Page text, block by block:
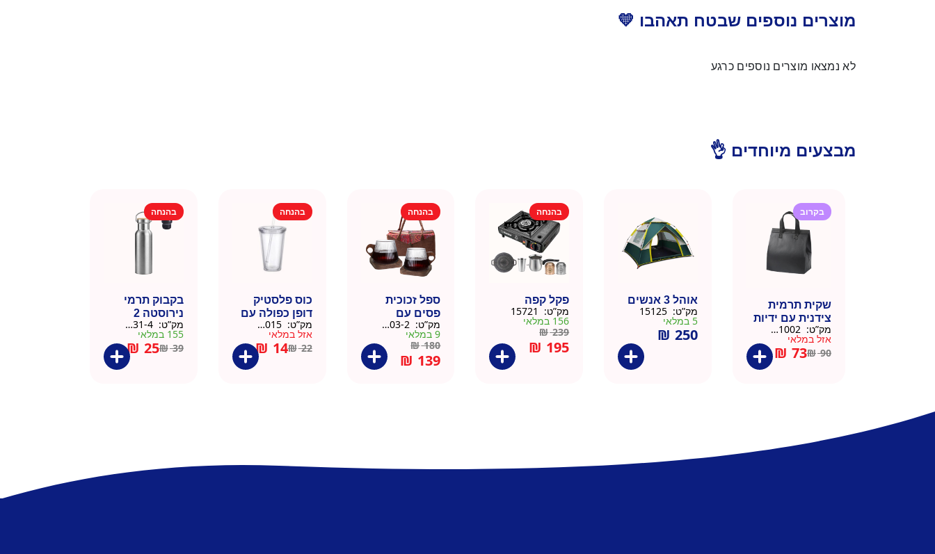
מוצרים נוספים שבטח תאהבו 💛
לא נמצאו מוצרים נוספים כרגע
מבצעים מיוחדים 👌
בקרוב
שקית תרמית
צידנית עם ידיות
– 50 יח 26/26
שחור
מק”ט:
אזל במלאי
₪90
₪ 73
אוהל 3 אנשים
מק”ט:
5 במלאי
₪ 250
בהנחה
פקל קפה
מק”ט:
156 במלאי
₪239
₪ 195
בהנחה
ספל זכוכית
פסים עם
תחתית וידית עץ
– מארז 2 יח
מק”ט:
9 במלאי
₪180
₪ 139
בהנחה
כוס פלסטיק
דופן כפולה עם
קשית
מק”ט: 9911015
אזל במלאי
₪22
₪ 14
בהנחה
בקבוק תרמי
נירוסטה 2
פקקים 500 מל
– כסוף קלאסי
מק”ט: 9901031-4
155 במלאי
₪39
₪ 25